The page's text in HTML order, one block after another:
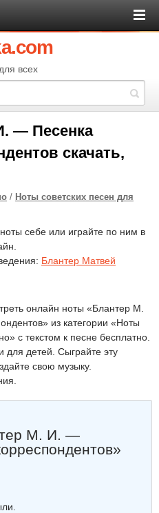
всех
— Песенка
скачать,
/ Ноты советских песен для
себе или играйте по ним в
Блантер Матвей
онлайн ноты «Блантер М.
из категории «Ноты
с текстом к песне бесплатно.
для детей. Сыграйте эту
свою музыку.
М. И. —